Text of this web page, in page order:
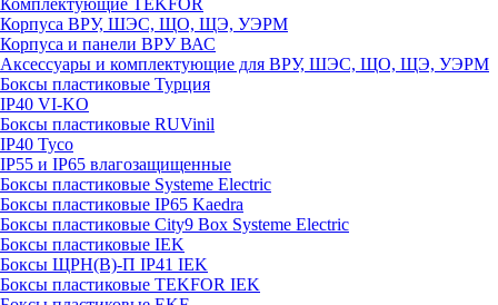
Комплектующие TEKFOR
Корпуса ВРУ, ШЭС, ЩО, ЩЭ, УЭРМ
Корпуса и панели ВРУ ВАС
Аксессуары и комплектующие для ВРУ, ШЭС, ЩО, ЩЭ, УЭРМ
Боксы пластиковые Турция
IP40 VI-KO
Боксы пластиковые RUVinil
IP40 Тусо
IP55 и IP65 влагозащищенные
Боксы пластиковые Systeme Electric
Боксы пластиковые IP65 Kaedra
Боксы пластиковые City9 Box Systeme Electric
Боксы пластиковые IEK
Боксы ЩРН(В)-П IP41 IEK
Боксы пластиковые TEKFOR IEK